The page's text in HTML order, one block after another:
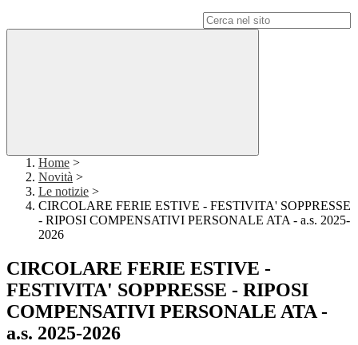
Home >
Novità >
Le notizie >
CIRCOLARE FERIE ESTIVE - FESTIVITA' SOPPRESSE
- RIPOSI COMPENSATIVI PERSONALE ATA - a.s. 2025-
2026
CIRCOLARE FERIE ESTIVE -
FESTIVITA' SOPPRESSE - RIPOSI
COMPENSATIVI PERSONALE ATA -
a.s. 2025-2026